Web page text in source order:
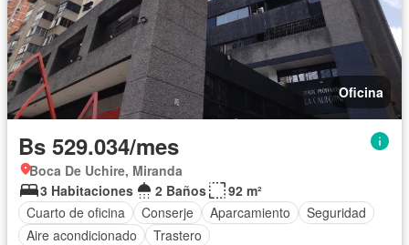
Oficina
Bs 529.034/mes
Boca De Uchire, Miranda
3 Habitaciones
2 Baños
92 m²
Cuarto de oficina
Conserje Aparcamiento
Seguridad
Aire acondicionado
Trastero